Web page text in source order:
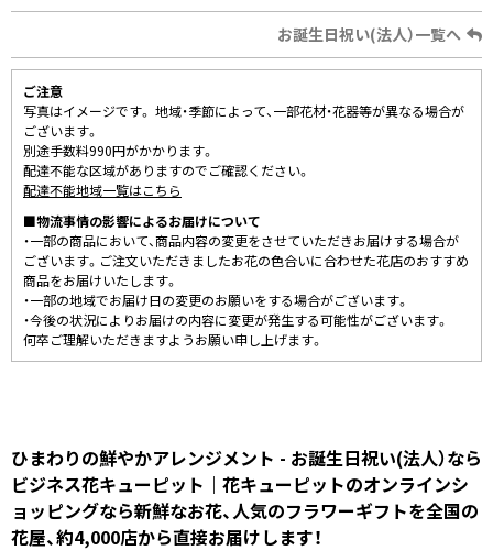
お誕生日祝い(法人）一覧へ
ご注意
写真はイメージです。 地域・季節によって、一部花材・花器等が異なる場合が
ございます。
別途手数料990円がかかります。
配達不能な区域がありますのでご確認ください。
配達不能地域一覧はこちら
■物流事情の影響によるお届けについて
・一部の商品において、商品内容の変更をさせていただきお届けする場合が
ございます。ご注文いただきましたお花の色合いに合わせた花店のおすすめ
商品をお届けいたします。
・一部の地域でお届け日の変更のお願いをする場合がございます。
・今後の状況によりお届けの内容に変更が発生する可能性がございます。
何卒ご理解いただきますようお願い申し上げます。
ひまわりの鮮やかアレンジメント - お誕生日祝い(法人）なら
ビジネス花キューピット｜花キューピットのオンラインシ
ョッピングなら新鮮なお花、人気のフラワーギフトを全国の
花屋、約4,000店から直接お届けします！